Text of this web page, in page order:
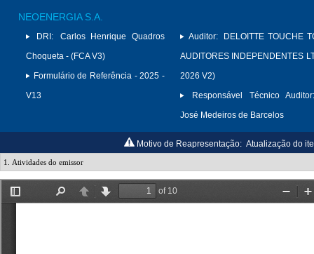
NEOENERGIA S.A.
DRI:
Carlos Henrique Quadros
Choqueta - (FCA V3)
Formulário de Referência - 2025 -
V13
Auditor:
DELOITTE TOUCHE
AUDITORES INDEPENDENTES
2026 V2)
Responsável Técnico
José Medeiros de Barcelos
Motivo de Reapresentação: Atualização do